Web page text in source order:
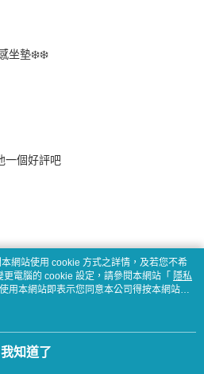
坐墊❄️❄️
一個好評吧
網站使用 cookie 方式之詳情，及若您不希
電腦的 cookie 設定，請參閱本網站「 隱私
用本網站即表示您同意本公司得按本網站使
我知道了